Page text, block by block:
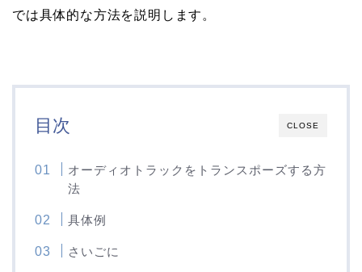
では具体的な方法を説明します。
CLOSE
目次
オーディオトラックをトランスポーズする方
法
具体例
さいごに